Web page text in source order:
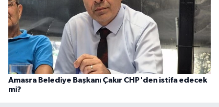
Amasra Belediye Başkanı Çakır CHP'den istifa edecek
mi?